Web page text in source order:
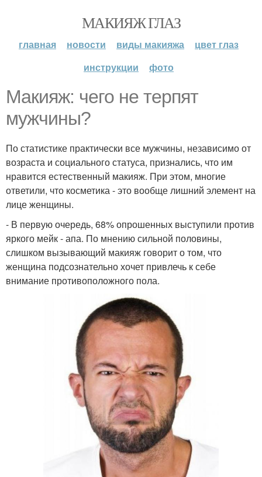
МАКИЯЖ ГЛАЗ
главная новости виды макияжа
цвет глаз
инструкции
фото
Макияж: чего не терпят
мужчины?
По статистике практически все мужчины, независимо от
возраста и социального статуса, признались, что им
нравится естественный макияж. При этом, многие
ответили, что косметика - это вообще лишний элемент на
лице женщины.
- В первую очередь, 68% опрошенных выступили против
яркого мейк - апа. По мнению сильной половины,
слишком вызывающий макияж говорит о том, что
женщина подсознательно хочет привлечь к себе
внимание противоположного пола.